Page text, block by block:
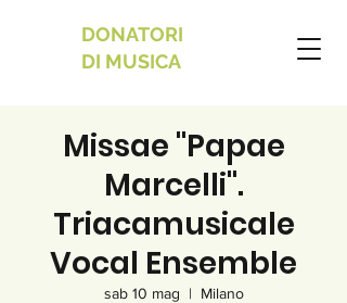
DONATORI
DI MUSICA
Missae "Papae
Marcelli".
Triacamusicale
Vocal Ensemble
sab 10 mag
  |
Milano